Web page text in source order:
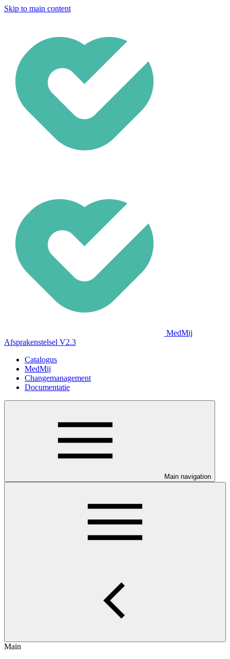
Skip to main content
MedMij
Afsprakenstelsel V2.3
Catalogus
MedMij
Changemanagement
Documentatie
Main navigation
Main